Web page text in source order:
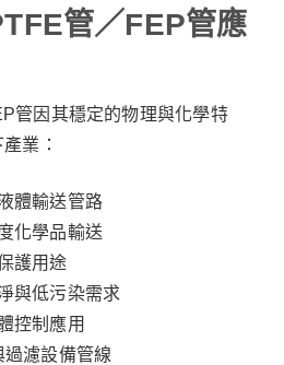
管／FEP管應
管因其穩定的物理與化學特
業：
體輸送管路
化學品輸送
護用途
與低污染需求
控制應用
過濾設備管線